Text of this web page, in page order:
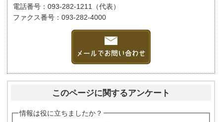
電話番号：093-282-1211（代表）
ファクス番号：093-282-4000
このページに関するアンケート
情報は役に立ちましたか？